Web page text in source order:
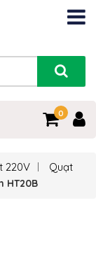
0
220V
Quạt
HT20B